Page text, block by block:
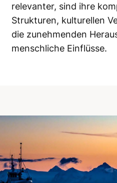
relevanter, sind ihre
Strukturen, kulturellen
die zunehmenden
menschliche Einflüsse.